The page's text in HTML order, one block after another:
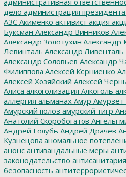
дело администрация президента
АЗС Акименко активист акция
Буксман Александр Винников
Александр Золотухин Александр
Левинталь Александр Ливенталь
Александр Соловьев Александр
Филиппова Алексей Корниенко
Алексей Хозяйский Алексей
Алиса алкоголизация Алкоголь
аллергия альманах Амур Амурзет
Амурский полоз амурский тигр
Анатолий Скоробогатов Ангелы
Андрей Голубь Андрей Драчев
Кузнецова аномальное
анонс антивандальные меры
законодательство антисанитария
безопасность